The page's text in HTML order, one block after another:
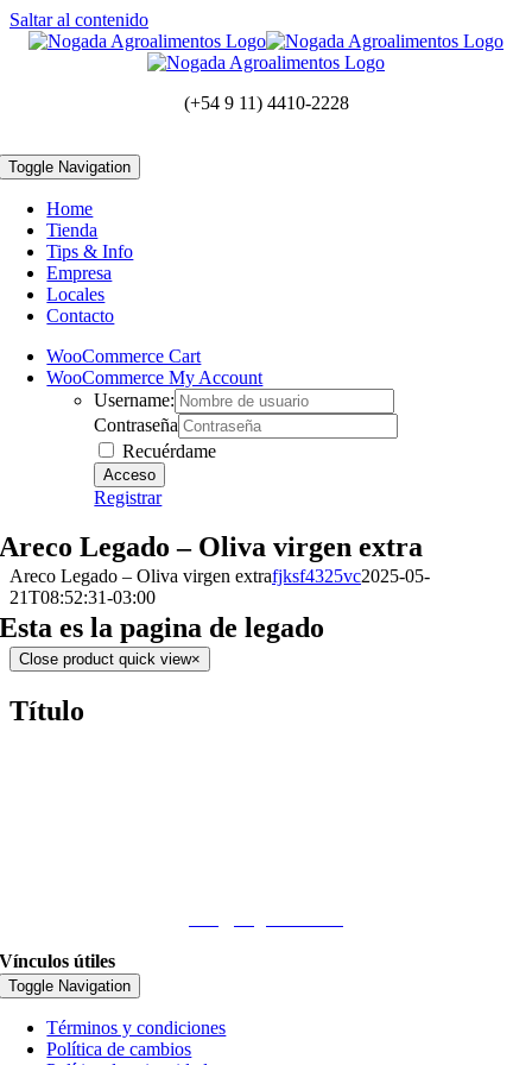
Saltar al contenido
(+54 9 11) 4410-2228
Toggle Navigation
Home
Tienda
Tips & Info
Empresa
Locales
Contacto
WooCommerce Cart
WooCommerce My Account
Username:
Contraseña
Recuérdame
Registrar
Areco Legado – Oliva virgen extra
Areco Legado – Oliva virgen extrafjksf4325vc2025-05-
21T08:52:31-03:00
Esta es la pagina de legado
Close product quick view×
Título
Vínculos útiles
Toggle Navigation
Términos y condiciones
Política de cambios